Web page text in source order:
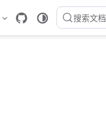
搜索文档